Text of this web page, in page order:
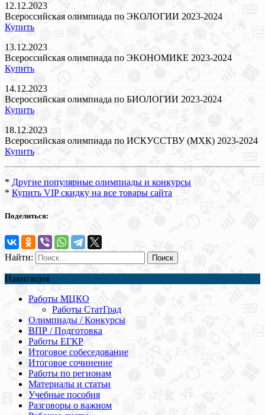
12.12.2023
Всероссийская олимпиада по ЭКОЛОГИИ 2023-2024
Купить
13.12.2023
Всероссийская олимпиада по ЭКОНОМИКЕ 2023-2024
Купить
14.12.2023
Всероссийская олимпиада по БИОЛОГИИ 2023-2024
Купить
18.12.2023
Всероссийская олимпиада по ИСКУССТВУ (МХК) 2023-2024
Купить
* Другие популярные олимпиады и конкурсы
* Купить VIP скидку на все товары сайта
Поделиться:
Найти:
Навигация
Работы МЦКО
Работы СтатГрад
Олимпиады / Конкурсы
ВПР / Подготовка
Работы ЕГКР
Итоговое собеседование
Итоговое сочинение
Работы по регионам
Материалы и статьи
Учебные пособия
Разговоры о важном